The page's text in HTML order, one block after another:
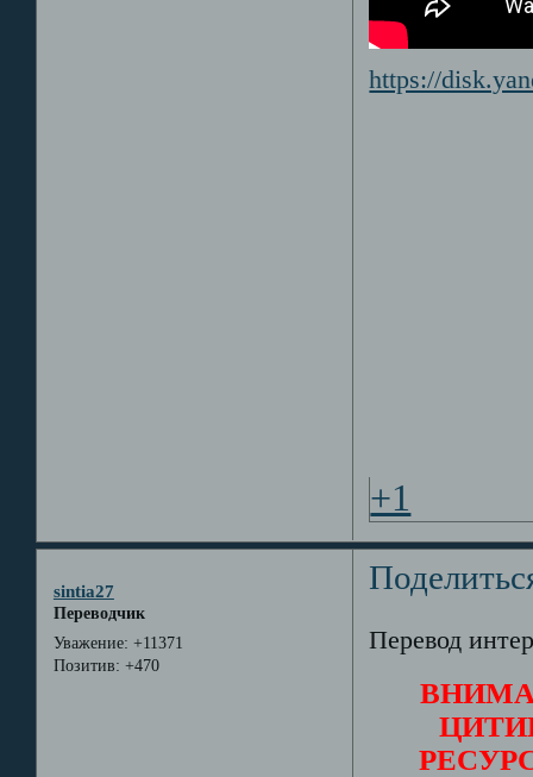
https://
+1
sintia27
Переводчик
Уважение: +11371
Позитив: +470
Перевод